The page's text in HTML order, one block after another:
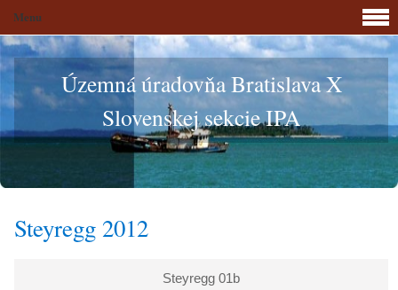
Územná úradovňa Bratislava X
Slovenskej sekcie IPA
Steyregg 2012
Steyregg 01b
Menu